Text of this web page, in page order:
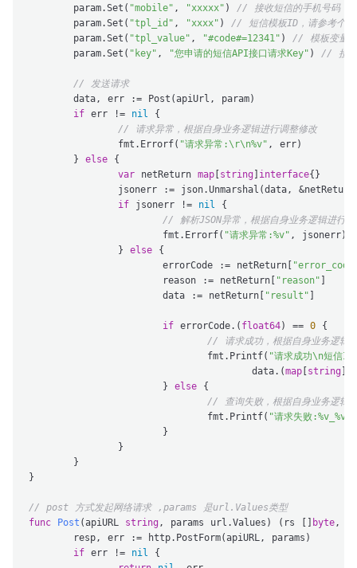
	param.Set(
"mobile" , "xxxxx" ) // 接收短信的手机号码
	param.Set(
"tpl_id" , "xxxx" ) // 短信模板ID，请参考个人
	param.Set(
"tpl_value" , "#code#=12341" ) // 模板变量，
	param.Set(
"key" , "您申请的短信API接口请求Key" ) // 接口
// 发送请求
if err != nil {
// 请求异常，根据自身业务逻辑进行调整修改
		fmt.Errorf(
"请求异常:\r\n%v" , err)
	}
else {
var netReturn map string interface{}
if jsonerr != nil {
// 解析JSON异常，根据自身业务逻辑进行调
			fmt.Errorf(
"请求异常:%v" , jsonerr)
		}
else {
			errorCode := netReturn[
			reason := netReturn[
"reason"
			data := netReturn[
"result"
if errorCode.( float64) == 0 {
// 请求成功，根据自身业务逻辑
				fmt.Printf(
"请求成功\n短信ID
					data.(
map string
			}
else {
// 查询失败，根据自身业务逻辑
				fmt.Printf(
"请求失败:%v_%v"
}
// post 方式发起网络请求 ,params 是url.Values类型
func
Post (apiURL string , params url.Values) (rs [] byte,
if err != nil {